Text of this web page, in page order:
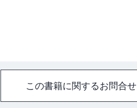
この書籍に関するお問合せ